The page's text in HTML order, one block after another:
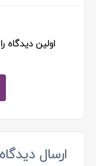
اولین دیدگاه
ارسال دیدگاه